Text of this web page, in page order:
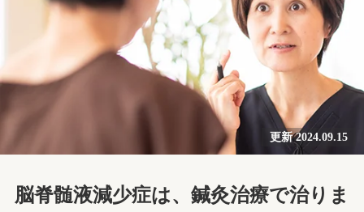
施術案内/料金 FAQ
はじめての方へ 採用情報
更新 2024.09.15
脳脊髄液減少症は、鍼灸治療で治りま